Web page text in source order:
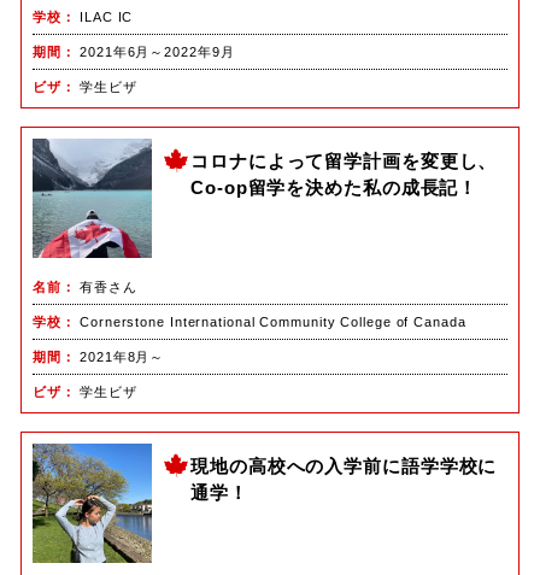
学校 ILAC IC
期間 2021年6月～2022年9月
ビザ 学生ビザ
コロナによって留学計画を変更し、
Co-op留学を決めた私の成長記！
名前 有香さん
学校 Cornerstone International Community College of Canada
期間 2021年8月～
ビザ 学生ビザ
現地の高校への入学前に語学学校に
通学！